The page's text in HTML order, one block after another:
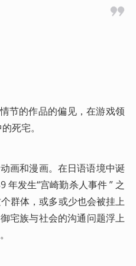
节的作品的偏见，在游戏领
死宅。
画和漫画。在日语语境中诞
发生“宫崎勤杀人事件 ” 之
群体，或多或少也会被挂上
宅族与社会的沟通问题浮上